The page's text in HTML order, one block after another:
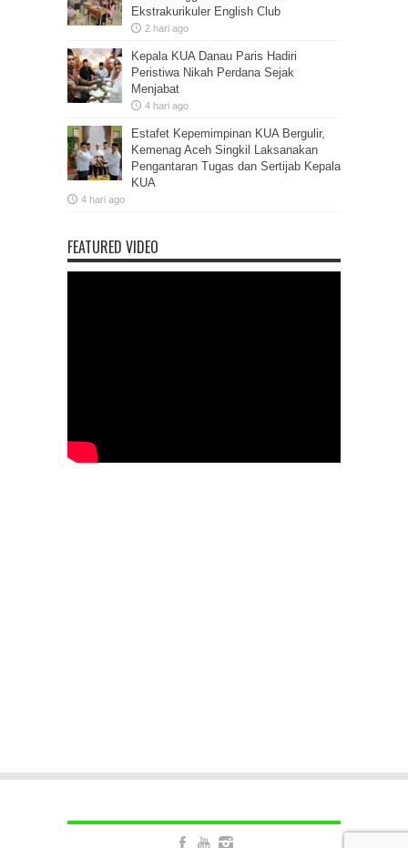
Ekstrakurikuler English Club
2 hari ago
Kepala KUA Danau Paris Hadiri
Peristiwa Nikah Perdana Sejak
Menjabat
4 hari ago
Estafet Kepemimpinan KUA Bergulir,
Kemenag Aceh Singkil Laksanakan
Pengantaran Tugas dan Sertijab Kepala
KUA
4 hari ago
FEATURED VIDEO